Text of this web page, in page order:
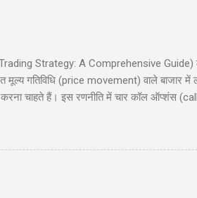
Strategy: A Comprehensive Guide)
गतिविधि (price movement) वाले बाजार में
चाहते हैं। इस रणनीति में चार कॉल ऑप्शंस
प्रवेश और निकास की योजना (entry
आपको इस रणनीति को समझने और लागू करने